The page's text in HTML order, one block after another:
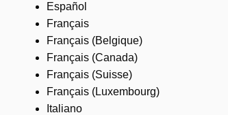
Español
Français
Français (Belgique)
Français (Canada)
Français (Suisse)
Français (Luxembourg)
Italiano